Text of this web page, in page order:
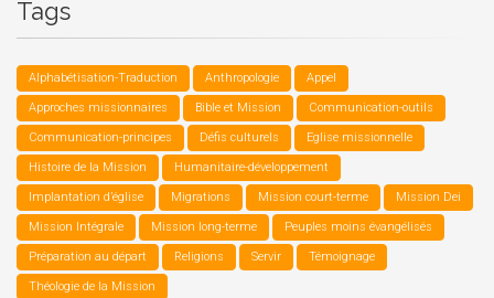
Tags
Alphabétisation-Traduction Anthropologie Appel
Approches missionnaires Bible et Mission Communication-outils
Communication-principes Défis culturels Eglise missionnelle
Histoire de la Mission Humanitaire-développement
Implantation d’église Migrations Mission court-terme Mission Dei
Mission Intégrale Mission long-terme Peuples moins évangélisés
Préparation au départ Religions Servir Témoignage
Théologie de la Mission